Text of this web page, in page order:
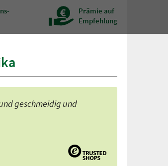
Prämie auf
Empfehlung
geschmeidig und